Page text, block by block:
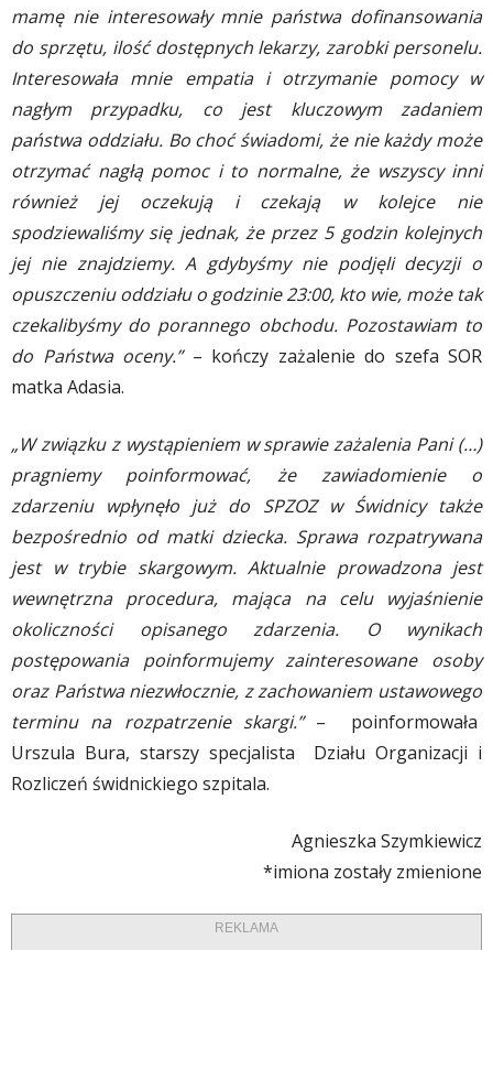
mamę nie interesowały mnie państwa dofinansowania
do sprzętu, ilość dostępnych lekarzy, zarobki personelu.
Interesowała mnie empatia i otrzymanie pomocy w
nagłym przypadku, co jest kluczowym zadaniem
państwa oddziału. Bo choć świadomi, że nie każdy może
otrzymać nagłą pomoc i to normalne, że wszyscy inni
również jej oczekują i czekają w kolejce nie
spodziewaliśmy się jednak, że przez 5 godzin kolejnych
jej nie znajdziemy. A gdybyśmy nie podjęli decyzji o
opuszczeniu oddziału o godzinie 23:00, kto wie, może tak
czekalibyśmy do porannego obchodu. Pozostawiam to
do Państwa oceny.”– kończy zażalenie do szefa SOR
matka Adasia.
„W związku z wystąpieniem w sprawie zażalenia Pani (…)
pragniemy poinformować, że zawiadomienie o
zdarzeniu wpłynęło już do SPZOZ w Świdnicy także
bezpośrednio od matki dziecka. Sprawa rozpatrywana
jest w trybie skargowym. Aktualnie prowadzona jest
wewnętrzna procedura, mająca na celu wyjaśnienie
okoliczności opisanego zdarzenia. O wynikach
postępowania poinformujemy zainteresowane osoby
oraz Państwa niezwłocznie, z zachowaniem ustawowego
terminu na rozpatrzenie skargi.”– poinformowała
Urszula Bura, starszy specjalista Działu Organizacji i
Rozliczeń świdnickiego szpitala.
Agnieszka Szymkiewicz
*imiona zostały zmienione
REKLAMA